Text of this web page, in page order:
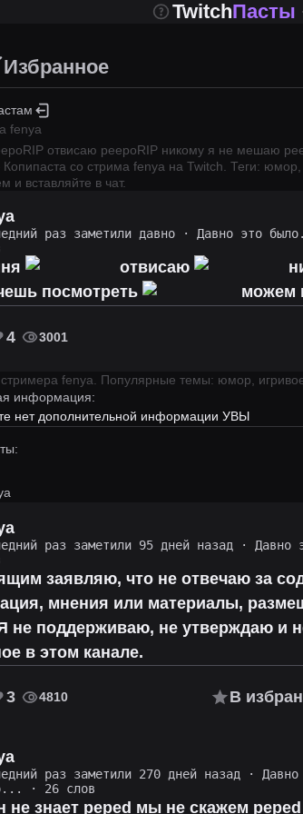
TwitchПасты
Избранное
fenya
󠀀отвисаю peepoRIP 󠀀никому я не мешаю
со стрима fenya на Twitch. Теги:
и вставляйте в чат.
раз заметили давно · Давно это
󠀀отвисаю
посмотреть
󠀀
4 3001
fenya
Популярные темы: юмор,
информация:
нет дополнительной информации УВЫ
раз заметили 95 дней назад · Давно
заявляю, что не отвечаю за
мнения или материалы,
не поддерживаю, не утверждаю и
в этом канале.
3 4810 В
раз заметили 270 дней назад ·
· 26 слов
не знает peped мы не скажем